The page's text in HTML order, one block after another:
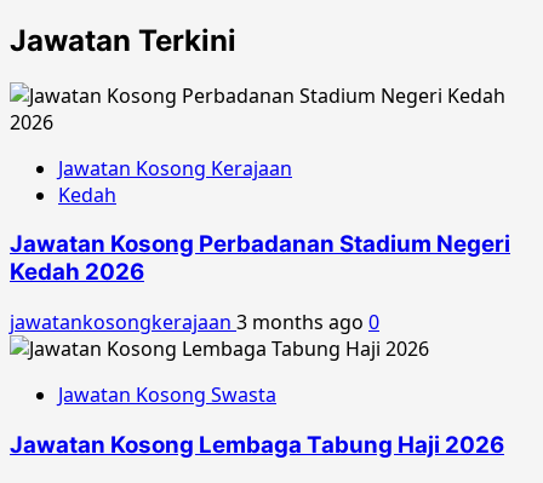
Jawatan Terkini
Jawatan Kosong Kerajaan
Kedah
Jawatan Kosong Perbadanan Stadium Negeri
Kedah 2026
jawatankosongkerajaan 3 months ago 0
Jawatan Kosong Swasta
Jawatan Kosong Lembaga Tabung Haji 2026